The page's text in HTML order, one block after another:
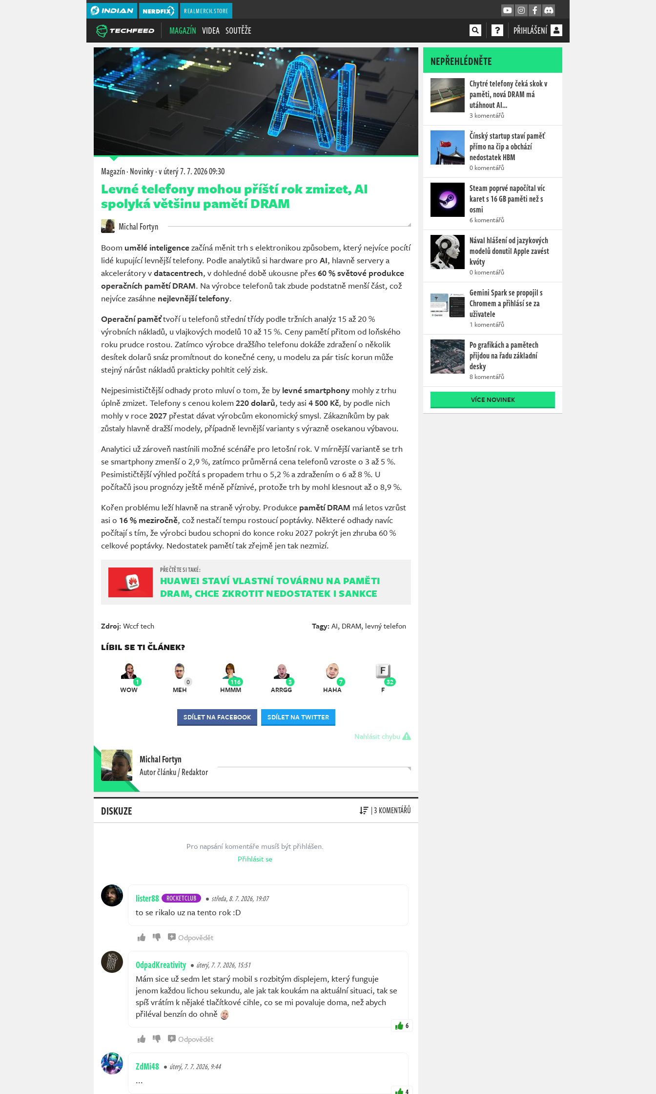
REALMERCH.STORE
MAGAZÍN VIDEA SOUTĚŽE PŘIHLÁŠENÍ
Magazín·Novinky·v úterý7. 7. 2026 09:30
Levné telefony mohou příští rok zmizet, AI
spolyká většinu pamětí DRAM
Michal Fortyn
Boom umělé inteligencezačíná měnit trh s elektronikou způsobem, který nejvíce pocítí
lidé kupující levnější telefony. Podle analytiků si hardware pro AI, hlavně servery a
akcelerátory vdatacentrech, v dohledné době ukousne přes60 % světové produkce
operačních pamětí DRAM. Na výrobce telefonů tak zbude podstatně menší část, což
nejvíce zasáhne nejlevnější telefony.
Operační paměťtvoří u telefonů střední třídy podle tržních analýz 15 až 20 %
výrobních nákladů, u vlajkových modelů 10 až 15 %. Ceny pamětí přitom od loňského
roku prudce rostou. Zatímco výrobce dražšího telefonu dokáže zdražení o několik
desítek dolarů snáz promítnout do konečné ceny, u modelu za pár tisíc korun může
stejný nárůst nákladů prakticky pohltit celý zisk.
Nejpesimističtější odhady proto mluví o tom, že by levné smartphony mohly z trhu
úplně zmizet. Telefony s cenou kolem 220 dolarů, tedy asi 4 500 Kč, by podle nich
mohly v roce 2027 přestat dávat výrobcům ekonomický smysl. Zákazníkům by pak
zůstaly hlavně dražší modely, případně levnější varianty s výrazně osekanou výbavou.
Analytici už zároveň nastínili možné scénáře pro letošní rok. V mírnější variantě se trh
se smartphony zmenší o 2,9 %, zatímco průměrná cena telefonů vzroste o 3 až 5 %.
Pesimističtější výhled počítá s propadem trhu o 5,2 % a zdražením o 6 až 8 %. U
počítačů jsou prognózy ještě méně příznivé, protože trh by mohl klesnout až o 8,9 %.
Kořen problému leží hlavně na straně výroby. Produkce pamětí DRAM má letos vzrůst
asi o 16 % meziročně, což nestačí tempu rostoucí poptávky. Některé odhady navíc
počítají s tím, že výrobci budou schopni do konce roku 2027 pokrýt jen zhruba 60 %
celkové poptávky. Nedostatek pamětí tak zřejmě jen tak nezmizí.
HUAWEI STAVÍ VLASTNÍ TOVÁRNU NA PAMĚTI
DRAM, CHCE ZKROTIT NEDOSTATEK I SANKCE
Zdroj:Wccf tech Tagy:AI, DRAM, levný telefon
LÍBIL SE TI ČLÁNEK?
1
WOW
0
MEH
116
HMMM
3
ARRGG
7
HAHA
32
F
SDÍLET NA FACEBOOK SDÍLET NA TWITTER
Nahlásit chybu
Michal Fortyn
Autor článku / Redaktor
DISKUZE | 3 KOMENTÁŘŮ
Pro napsání komentáře musíš být přihlášen.
Přihlásit se
lister88 ROCKETCLUB středa, 8. 7. 2026, 19:07
to se rikalo uz na tento rok :D
Odpovědět
OdpadKreativity úterý, 7. 7. 2026, 15:51
Mám sice už sedm let starý mobil s rozbitým displejem, který funguje
jenom každou lichou sekundu, ale jak tak koukám na aktuální situaci, tak se
spíš vrátím k nějaké tlačítkové cihle, co se mi povaluje doma, než abych
přiléval benzín do ohně
6
Odpovědět
ZdMi48 úterý, 7. 7. 2026, 9:44
...
4
NEPŘEHLÉDNĚTE
Chytré telefony čeká skok v
paměti, nová DRAM má
utáhnout AI…
3 komentářů
Čínský startup staví paměť
přímo na čip a obchází
nedostatek HBM
0 komentářů
Steam poprvé napočítal víc
karet s 16 GB paměti než s
osmi
6 komentářů
Nával hlášení od jazykových
modelů donutil Apple zavést
kvóty
0 komentářů
Gemini Spark se propojil s
Chromem a přihlásí se za
uživatele
1 komentářů
Po grafikách a pamětech
přijdou na řadu základní
desky
8 komentářů
VÍCE NOVINEK